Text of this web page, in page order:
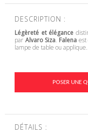
DESCRIPTION :
Légèreté et élégance
par Alvaro Siza. Falenaest
lampe de table ou applique.
POSER UNE
DÉTAILS :